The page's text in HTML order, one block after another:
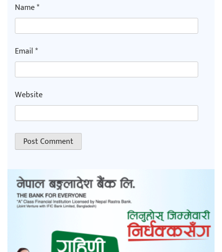
Name*
Email*
Website